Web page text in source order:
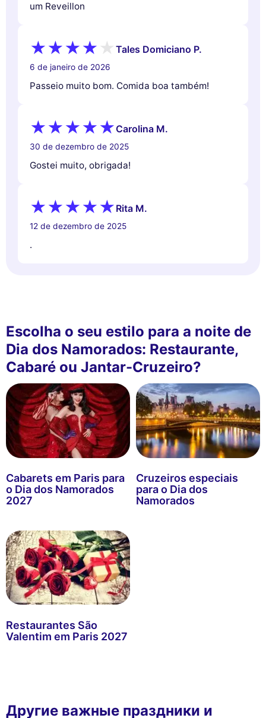
um Reveillon
Tales Domiciano P.
6 de janeiro de 2026
Passeio muito bom. Comida boa também!
Carolina M.
30 de dezembro de 2025
Gostei muito, obrigada!
Rita M.
12 de dezembro de 2025
.
Escolha o seu estilo para a noite de
Dia dos Namorados: Restaurante,
Cabaré ou Jantar-Cruzeiro?
Cabarets em Paris para
o Dia dos Namorados
2027
Cruzeiros especiais
para o Dia dos
Namorados
Restaurantes São
Valentim em Paris 2027
Другие важные праздники и